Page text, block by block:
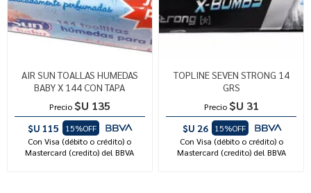
AIR SUN TOALLAS HUMEDAS
BABY X 144 CON TAPA
Precio $U 135
$U 115
15%OFF
Con Visa (débito o crédito) o
Mastercard (credito) del BBVA
TOPLINE SEVEN STRONG 14
GRS
Precio $U 31
$U 26
15%OFF
Con Visa (débito o crédito) o
Mastercard (credito) del BBVA